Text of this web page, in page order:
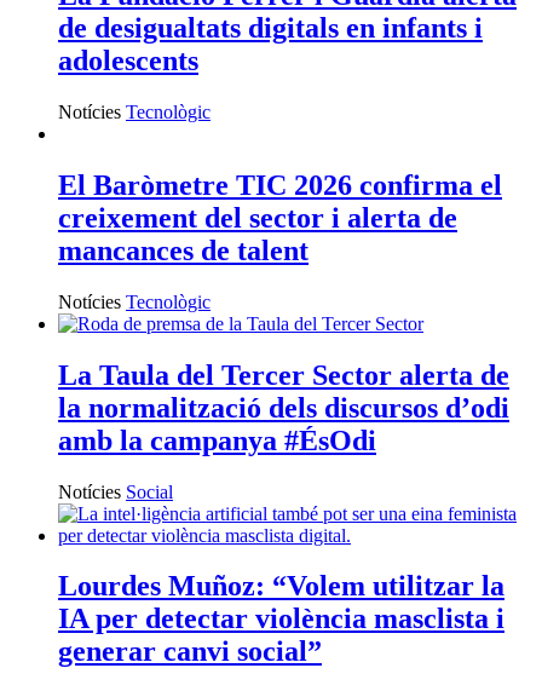
de desigualtats digitals en infants i
adolescents
Notícies Tecnològic
El Baròmetre TIC 2026 confirma el
creixement del sector i alerta de
mancances de talent
Notícies Tecnològic
La Taula del Tercer Sector alerta de
la normalització dels discursos d’odi
amb la campanya #ÉsOdi
Notícies Social
Lourdes Muñoz: “Volem utilitzar la
IA per detectar violència masclista i
generar canvi social”